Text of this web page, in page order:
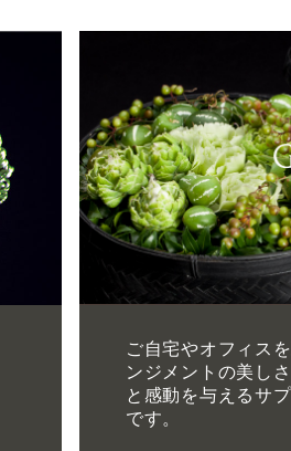
ご自宅やオフィス
ンジメントの美し
と感動を与えるサ
です。